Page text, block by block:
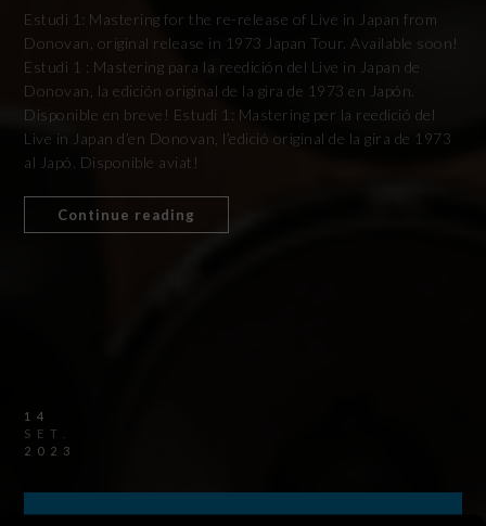
Estudi 1: Mastering for the re-release of Live in Japan from
Donovan, original release in 1973 Japan Tour. Available soon!
Estudi 1 : Mastering para la reedición del Live in Japan de
Donovan, la edición original de la gira de 1973 en Japón.
Disponible en breve! Estudi 1: Mastering per la reedició del
Live in Japan d’en Donovan, l’edició original de la gira de 1973
al Japó. Disponible aviat!
Continue reading
14
SET.
2023